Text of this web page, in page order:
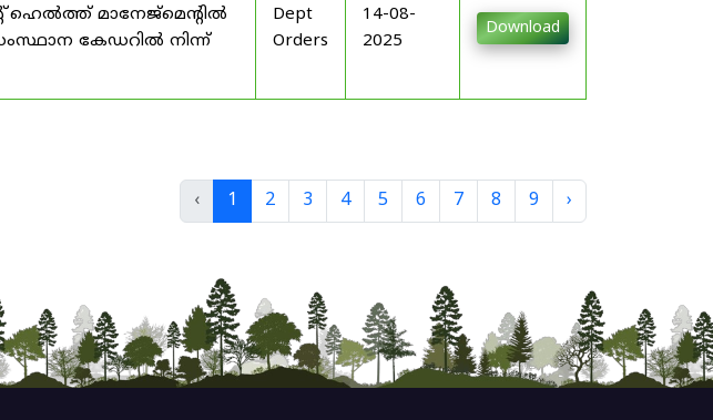
ഹെൽത്ത് മാനേജ്‌മെന്റിൽ
കേഡറിൽ നിന്ന്
Dept
Orders
14-08-
2025
Download
‹ 1 2 3 4 5 6 7 8 9 ›